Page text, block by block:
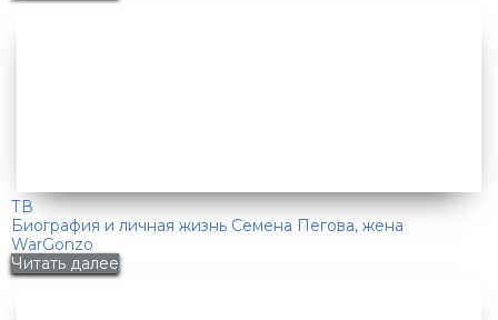
ТВ
Биография и личная жизнь Семена Пегова, жена
WarGonzo
Читать далее